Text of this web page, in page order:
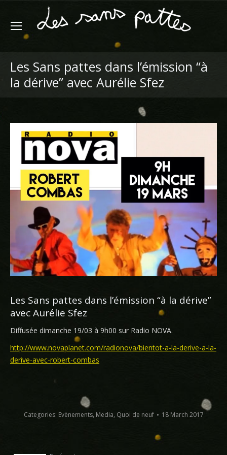
Les Sans pattes dans l’émission “à
la dérive” avec Aurélie Sfez
Les Sans pattes dans l’émission “à la dérive”
avec Aurélie Sfez
Diffusée dimanche 19/03 à 9h00 sur Radio NOVA.
http://www.novaplanet.com/radionova/bientot-a-la-derive-a-la-
derive-avec-robert-combas
Categories: Evènements, Media, Quoi de neuf 18 March 2017